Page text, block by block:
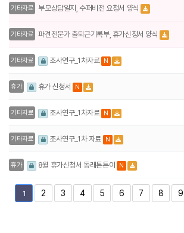
기타자료 부모상담일지, 수퍼비전 요청서 양식
기타자료 파견전문가 출퇴근기록부, 휴가신청서 양식
기타자료 조사연구_1차자료 N
휴가 휴가 신청서 N
기타자료 조사연구_1차자료 N
기타자료 조사연구_1차 자료 N
휴가 8월 휴가신청서 동래튼튼이 N
1 2 3 4 5 6 7 8 9